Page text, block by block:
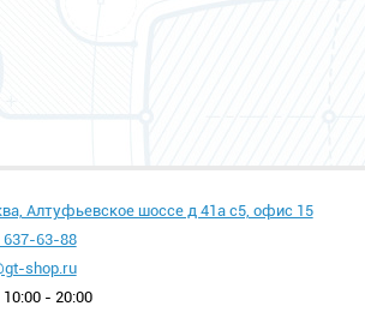
Алтуфьевское шоссе д 41а с5, офис 15
637-63-88
shop.ru
- 20:00